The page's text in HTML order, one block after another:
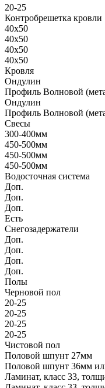
20-25
Контробрешетка кровли
40х50
40х50
40х50
40х50
Кровля
Ондулин
Профиль Волновой
Ондулин
Профиль Волновой
Свесы
300-400мм
450-500мм
450-500мм
450-500мм
Водосточная система
Доп.
Доп.
Доп.
Есть
Снегозадержатели
Доп.
Доп.
Доп.
Доп.
Полы
Черновой пол
20-25
20-25
20-25
20-25
Чистовой пол
Половой шпунт 27мм
Половой шпунт 36мм
Ламинат, класс 33,